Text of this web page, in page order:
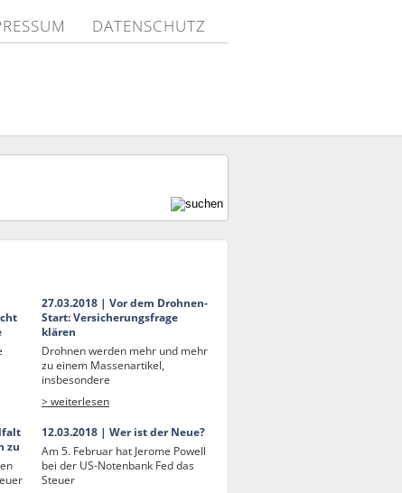
DATENSCHUTZ
27.03.2018 | Vor dem Drohnen-
Start: Versicherungsfrage
klären
Drohnen werden mehr und mehr
zu einem Massenartikel,
insbesondere
> weiterlesen
zu
12.03.2018 | Wer ist der Neue?
Am 5. Februar hat Jerome Powell
bei der US-Notenbank Fed das
Steuer